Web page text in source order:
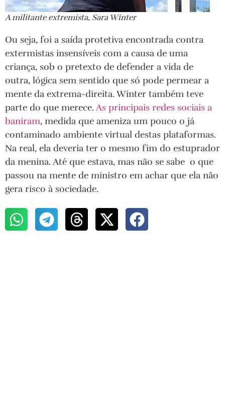
A militante extremista, Sara Winter
Ou seja, foi a saída protetiva encontrada contra
extermistas insensíveis com a causa de uma
criança, sob o pretexto de defender a vida de
outra, lógica sem sentido que só pode permear a
mente da extrema-direita. Winter também teve
parte do que merece. As principais redes sociais a
baniram, medida que ameniza um pouco o já
contaminado ambiente virtual destas plataformas.
Na real, ela deveria ter o mesmo fim do estuprador
da menina. Até que estava, mas não se sabe o que
passou na mente de ministro em achar que ela não
gera risco à sociedade.